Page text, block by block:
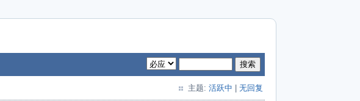
搜索
主题: 活跃中 无回复